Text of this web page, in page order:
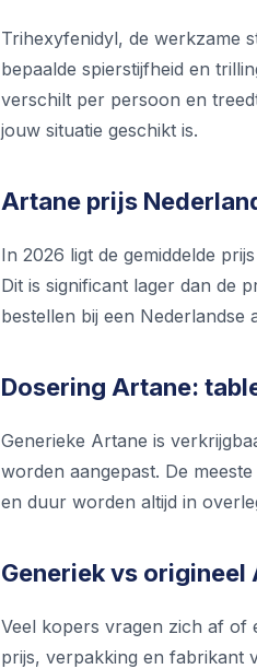
Trihexyfenidyl, de werkzame
bepaalde spierstijfheid en
verschilt per persoon en
jouw situatie geschikt is.
Artane prijs
In 2026 ligt de gemiddelde
Dit is significant lager dan de
bestellen bij een
Dosering Artane:
Generieke Artane is
worden aangepast. De
en duur worden altijd in
Generiek vs
Veel kopers vragen zich af of
prijs, verpakking en fabrikant